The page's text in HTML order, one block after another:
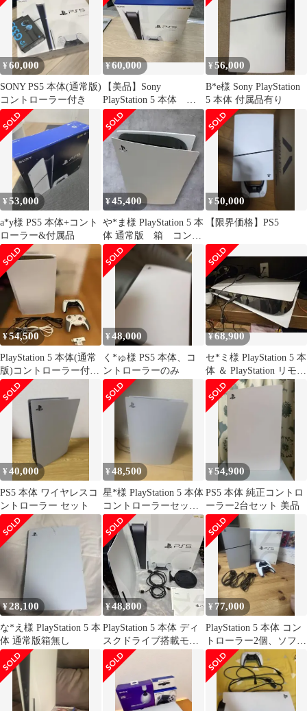
¥60,000
SONY PS5 本体(通常版)
コントローラー付き
¥60,000
【美品】Sony
PlayStation 5 本体 カ
セット コントローラ
ー付き
¥56,000
B*e様 Sony PlayStation
5 本体 付属品有り
¥53,000
a*y様 PS5 本体+コント
ローラー&付属品
¥45,400
や*ま様 PlayStation 5 本
体 通常版 箱 コント
ローラー❌
¥50,000
【限界価格】PS5
¥54,500
PlayStation 5 本体(通常
版)コントローラー付き
カセット1本セット
¥48,000
く*ゅ様 PS5 本体、コ
ントローラーのみ
¥68,900
セ*ミ様 PlayStation 5 本
体 ＆ PlayStation リモー
ト
¥40,000
PS5 本体 ワイヤレスコ
ントローラー セット
¥48,500
星*様 PlayStation 5 本体
コントローラーセット
(箱無し)
¥54,900
PS5 本体 純正コントロ
ーラー2台セット 美品
¥28,100
な*え様 PlayStation 5 本
体 通常版箱無し
¥48,800
PlayStation 5 本体 ディ
スクドライブ搭載モデ
ル コントローラー無
し
¥ 77,000
PlayStation 5 本体 コン
トローラー2個、ソフト
3本つき